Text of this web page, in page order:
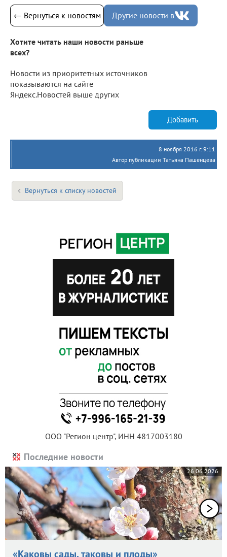
← Вернуться к новостям Другие новости в
Хотите читать наши новости раньше
всех?
Новости из приоритетных источников
показываются на сайте
Яндекс.Новостей выше других
Добавить
8 ноября 2016 г. 9:11
Автор публикации Татьяна Пашенцева
Вернуться к списку новостей
ООО "Регион центр", ИНН 4817003180
Последние новости
26.06.2026
«Каковы сады, таковы и плоды»